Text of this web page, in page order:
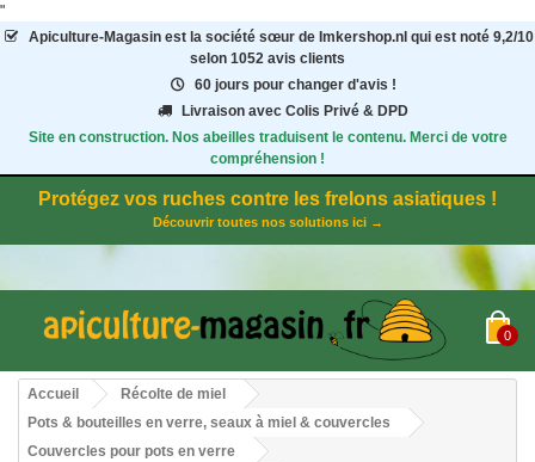
"
Apiculture-Magasinest la société sœur de Imkershop.nl qui est noté 9,2/10
selon 1052 avis clients
60 jours pour changer d'avis !
Livraison avec Colis Privé & DPD
Site en construction. Nos abeilles traduisent le contenu. Merci de votre
compréhension !
Protégez vos ruches contre les frelons asiatiques !
Découvrir toutes nos solutions ici →
0
Accueil
Récolte de miel
Pots & bouteilles en verre, seaux à miel & couvercles
Couvercles pour pots en verre